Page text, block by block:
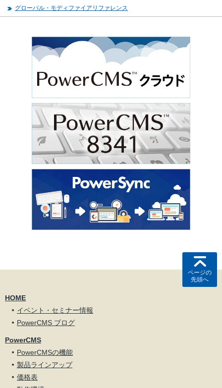
グローバル・モディファイアリファレンス
ページの
先頭へ
HOME
イベント・セミナー情報
PowerCMS ブログ
PowerCMS
PowerCMSの機能
製品ラインアップ
価格表